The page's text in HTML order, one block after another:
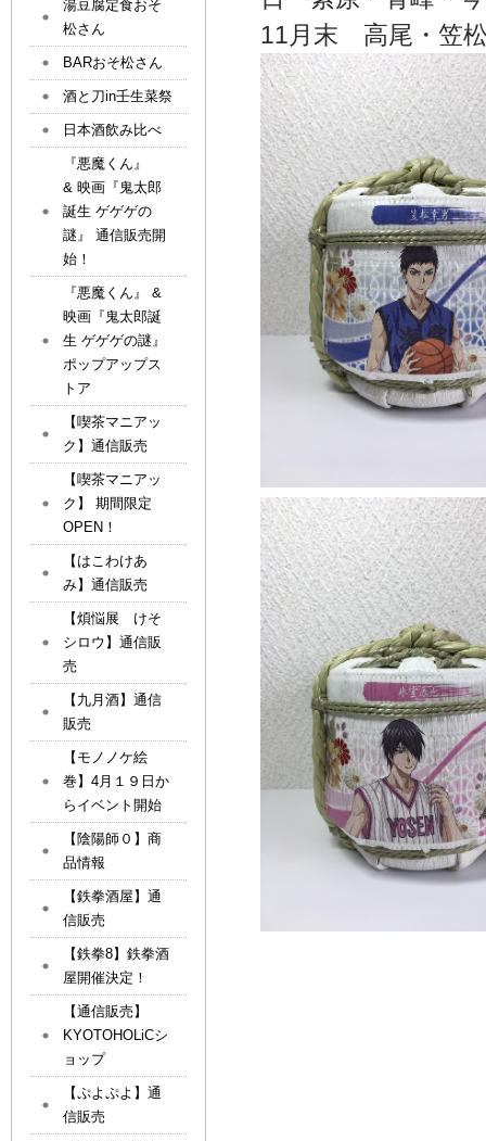
11月末 高尾・笠
湯豆腐定食おそ
松さん
BARおそ松さん
酒と刀in壬生菜祭
日本酒飲み比べ
『悪魔くん』
& 映画『鬼太郎
誕生 ゲゲゲの
謎』 通信販売開
始！
『悪魔くん』 &
映画『鬼太郎誕
生 ゲゲゲの謎』
ポップアップス
トア
【喫茶マニアッ
ク】通信販売
【喫茶マニアッ
ク】 期間限定
OPEN！
【はこわけあ
み】通信販売
【煩悩展 けそ
シロウ】通信販
売
【九月酒】通信
販売
【モノノケ絵
巻】4月１９日か
らイベント開始
【陰陽師０】商
品情報
【鉄拳酒屋】通
信販売
【鉄拳8】鉄拳酒
屋開催決定！
【通信販売】
KYOTOHOLiCシ
ョップ
【ぷよぷよ】通
信販売